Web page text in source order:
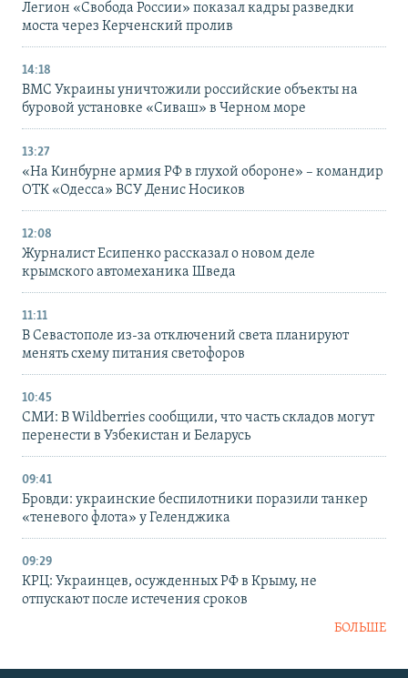
Легион «Свобода России» показал кадры разведки
моста через Керченский пролив
14:18
ВМС Украины уничтожили российские объекты на
буровой установке «Сиваш» в Черном море
13:27
«На Кинбурне армия РФ в глухой обороне» – командир
ОТК «Одесса» ВСУ Денис Носиков
12:08
Журналист Есипенко рассказал о новом деле
крымского автомеханика Шведа
11:11
В Севастополе из-за отключений света планируют
менять схему питания светофоров
10:45
СМИ: В Wildberries сообщили, что часть складов могут
перенести в Узбекистан и Беларусь
09:41
Бровди: украинские беспилотники поразили танкер
«теневого флота» у Геленджика
09:29
КРЦ: Украинцев, осужденных РФ в Крыму, не
отпускают после истечения сроков
БОЛЬШЕ